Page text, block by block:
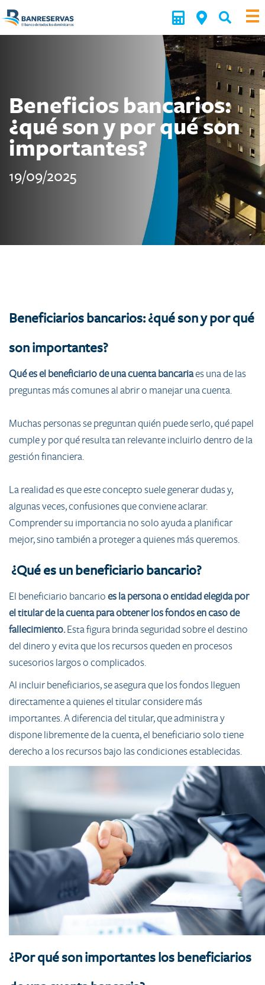
Beneficios bancarios:
¿qué son y por qué son
importantes?
19/09/2025
Beneficiarios bancarios: ¿qué son y por qué
son importantes?
Qué es el beneficiario de una cuenta bancariaes una de las
preguntas más comunes al abrir o manejar una cuenta.
Muchas personas se preguntan quién puede serlo, qué papel
cumple y por qué resulta tan relevante incluirlo dentro de la
gestión financiera.
La realidad es que este concepto suele generar dudas y,
algunas veces, confusiones que conviene aclarar.
Comprender su importancia no solo ayuda a planificar
mejor, sino también a proteger a quienes más queremos.
¿Qué es un beneficiario bancario?
El beneficiario bancarioes la persona o entidad elegida por
el titular de la cuenta para obtener los fondos en caso de
fallecimiento.Esta figura brinda seguridad sobre el destino
del dinero y evita que los recursos queden en procesos
sucesorios largos o complicados.
Al incluir beneficiarios, se asegura que los fondos lleguen
directamente a quienes el titular considere más
importantes. A diferencia del titular, que administra y
dispone libremente de la cuenta, el beneficiario solo tiene
derecho a los recursos bajo las condiciones establecidas.
¿Por qué son importantes los beneficiarios